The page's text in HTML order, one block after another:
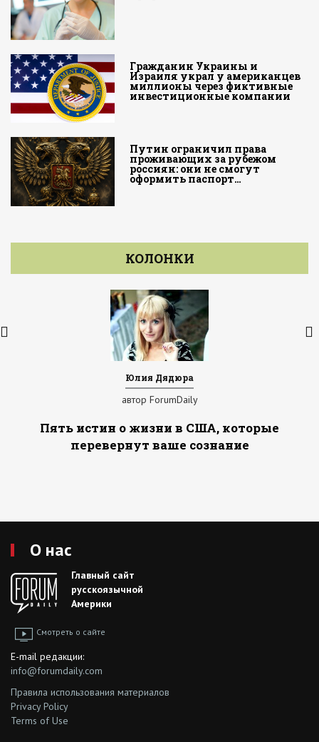
Гражданин Украины и
Израиля украл у американцев
миллионы через фиктивные
инвестиционные компании
Путин ограничил права
проживающих за рубежом
россиян: они не смогут
оформить паспорт…
КОЛОНКИ
Юлия Дядюра
автор ForumDaily
Пять истин о жизни в США, которые
перевернут ваше сознание
О нас
Главный сайт
русскоязычной
Америки
Смотреть о сайте
E-mail редакции:
info@forumdaily.com
Правила использования материалов
Privacy Policy
Terms of Use